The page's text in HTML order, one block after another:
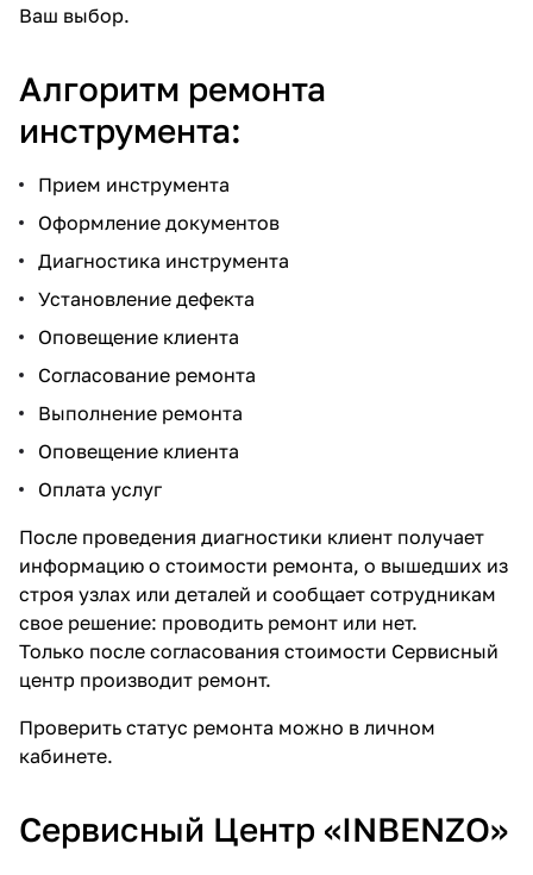
Ваш выбор.
Алгоритм ремонта
инструмента:
Прием инструмента
Оформление документов
Диагностика инструмента
Установление дефекта
Оповещение клиента
Согласование ремонта
Выполнение ремонта
Оповещение клиента
Оплата услуг
После проведения диагностики клиент получает
информацию о стоимости ремонта, о вышедших из
строя узлах или деталей и сообщает сотрудникам
свое решение: проводить ремонт или нет.
Только после согласования стоимости Сервисный
центр производит ремонт.
Проверить статус ремонта можно в личном
кабинете.
Сервисный Центр «INBENZO»